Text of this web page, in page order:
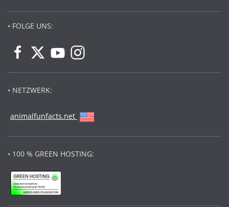
• FOLGE UNS:
• NETZWERK:
animalfunfacts.net
• 100 % GREEN HOSTING: